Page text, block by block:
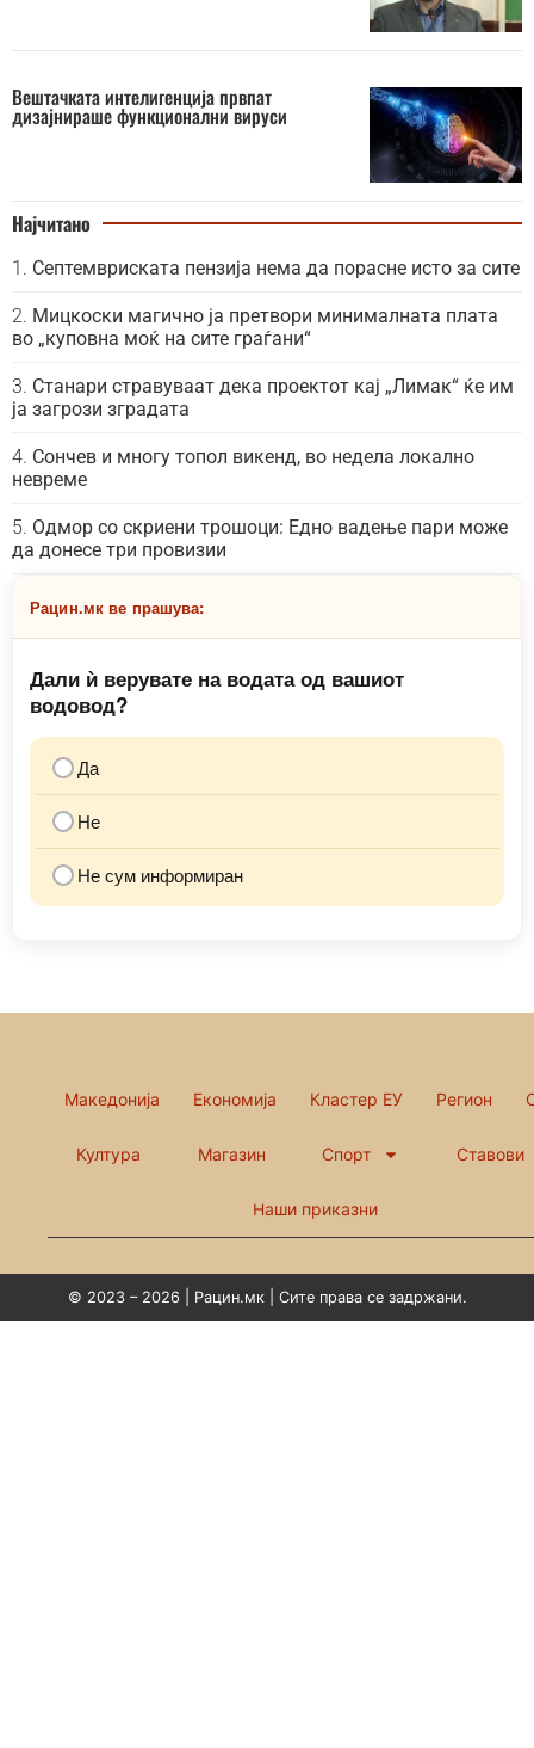
Вештачката интелигенција првпат
дизајнираше функционални вируси
Најчитано
Септемвриската пензија нема да порасне исто за сите
Мицкоски магично ја претвори минималната плата
во „куповна моќ на сите граѓани“
Станари стравуваат дека проектот кај „Лимак“ ќе им
ја загрози зградата
Сончев и многу топол викенд, во недела локално
невреме
Одмор со скриени трошоци: Едно вадење пари може
да донесе три провизии
Рацин.мк ве прашува:
Дали ѝ верувате на водата од вашиот
водовод?
Да
Не
Не сум информиран
Македонија Економија Кластер ЕУ Регион
Култура Магазин Спорт Ставови
Наши приказни
© 2023 – 2026 | Рацин.мк | Сите права се задржани.